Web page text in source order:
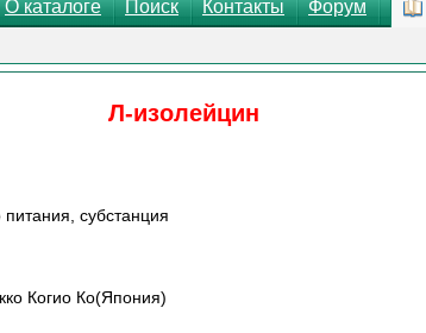
О каталоге Поиск Контакты Форум
Л-изолейцин
субстанция
Когио Ко(Япония)